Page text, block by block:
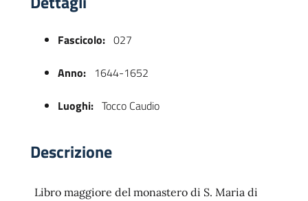
Fascicolo: 027
Anno: 1644-1652
Luoghi: Tocco Caudio
Descrizione
Libro maggiore del monastero di S. Maria di